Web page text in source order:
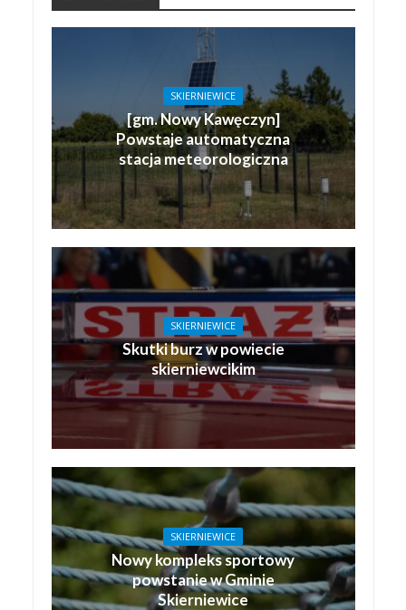
SKIERNIEWICE
[gm. Nowy Kawęczyn]
Powstaje automatyczna
stacja meteorologiczna
SKIERNIEWICE
Skutki burz w powiecie
skierniewcikim
SKIERNIEWICE
Nowy kompleks sportowy
powstanie w Gminie
Skierniewice